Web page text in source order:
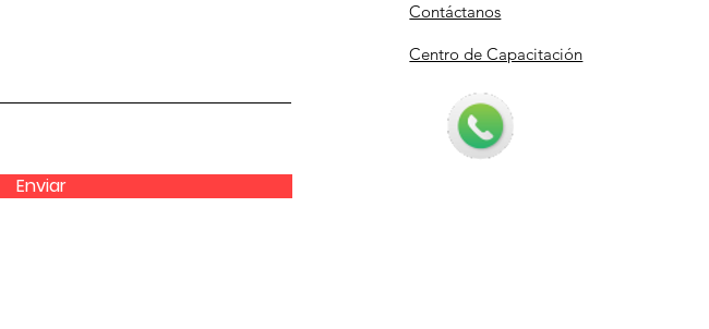
Enviar
Contáctanos
Centro de Capacitación